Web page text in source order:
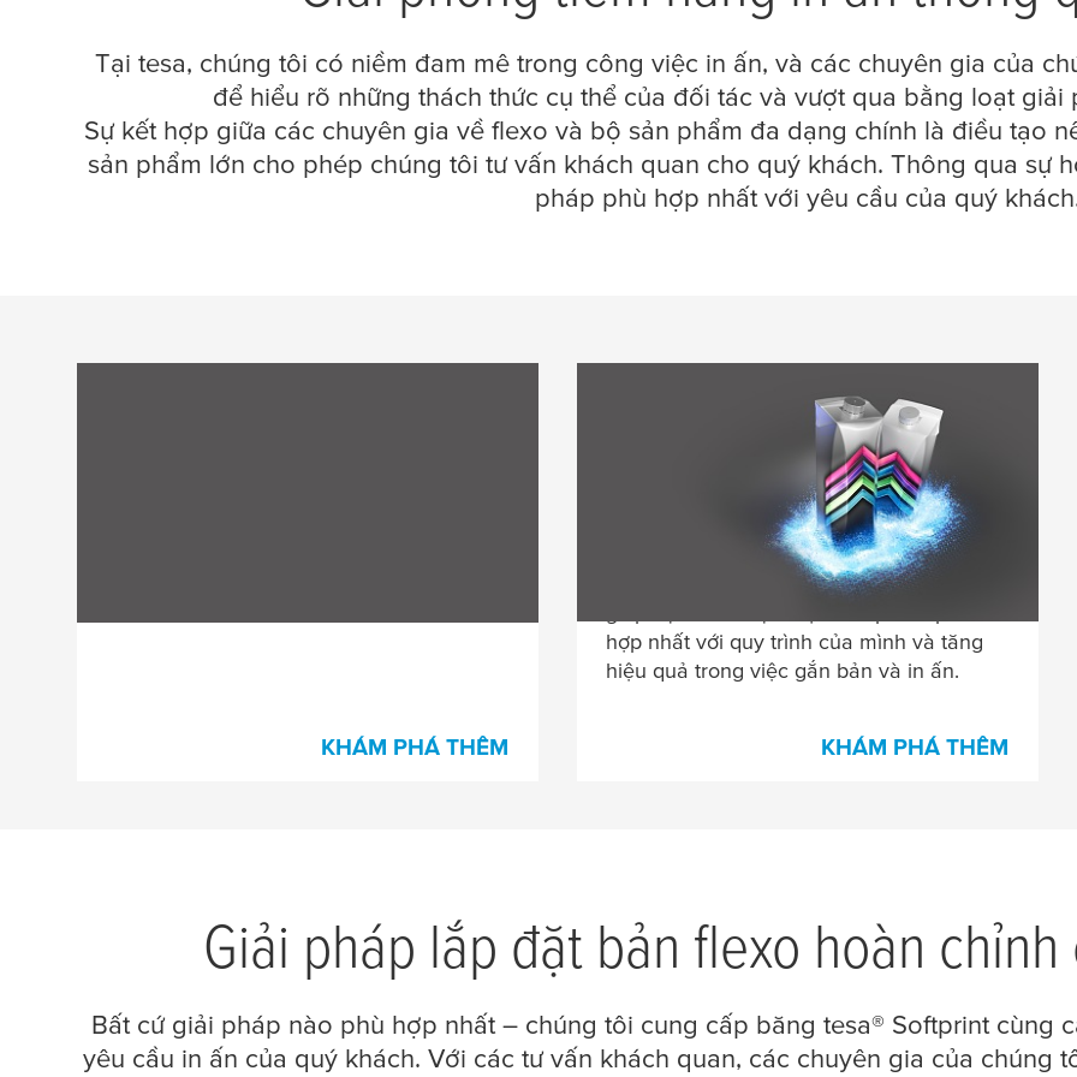
Tại tesa, chúng tôi có niềm đam mê trong công việc in ấn, và các chuyên gia của
để hiểu rõ những thách thức cụ thể của đối tác và vượt qua bằng loạt
Sự kết hợp giữa các chuyên gia về flexo và bộ sản phẩm đa dạng chính là điều tạo
sản phẩm lớn cho phép chúng tôi tư vấn khách quan cho quý khách. Thông qua sự
pháp phù hợp nhất với yêu cầu của quý
KHÁM PHÁ THÊM
Đem lại hiệu quả thông qua sự
Chỉ áp dụng cho tùy chọn bố cục "Tiêu đề
nhỏ với văn bản giới thiệu" Đối với các giải
pháp gắn bản và phụ trợ, chúng tôi cung
cấp nhiều lựa chọn đa dạng. Điều này
hợp nhất với quy trình của mình và tăng
hiệu quả trong việc gắn bản và in ấn.
KHÁM PHÁ THÊM
Giải pháp lắp đặt bản flexo hoàn
Bất cứ giải pháp nào phù hợp nhất – chúng tôi cung cấp băng tesa® Softprint cùng
yêu cầu in ấn của quý khách. Với các tư vấn khách quan, các chuyên gia của chúng